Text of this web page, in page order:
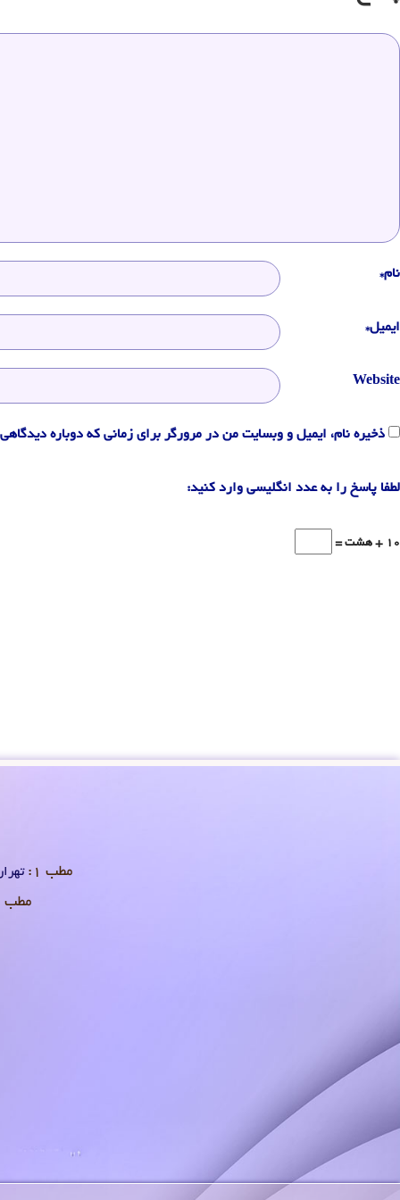
نام*
ایمیل*
Website
ذخیره نام، ایمیل و وبسایت من در مرورگر برای زمانی که دوباره
لطفا پاسخ را به عدد انگلیسی وارد کنید:
10 + هشت =
مطب 1:
مطب 2: